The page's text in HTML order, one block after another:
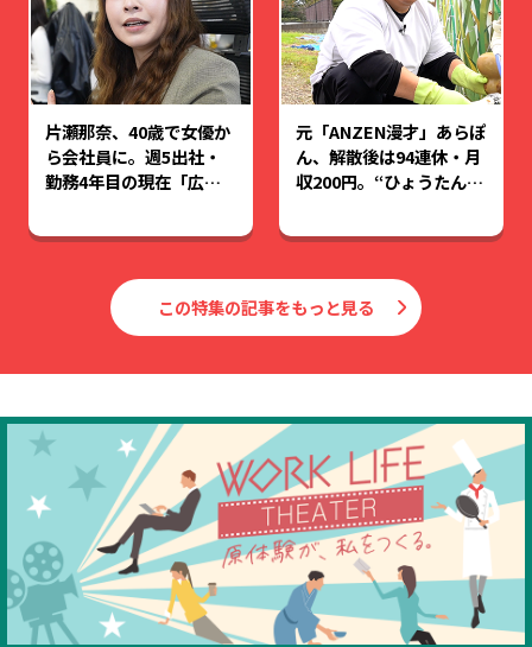
片瀬那奈、40歳で女優か
ら会社員に。週5出社・
勤務4年目の現在「広告
はほぼ真逆です」
元「ANZEN漫才」あらぽ
ん、解散後は94連休・月
収200円。“ひょうたん芸
この特集の記事をもっと見る